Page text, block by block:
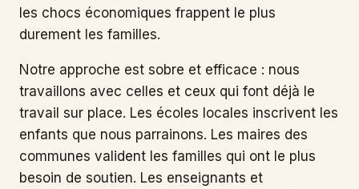
les chocs économiques frappent le plus
durement les familles.
Notre approche est sobre et efficace : nous
travaillons avec celles et ceux qui font déjà le
travail sur place. Les écoles locales inscrivent les
enfants que nous parrainons. Les maires des
communes valident les familles qui ont le plus
besoin de soutien. Les enseignants et